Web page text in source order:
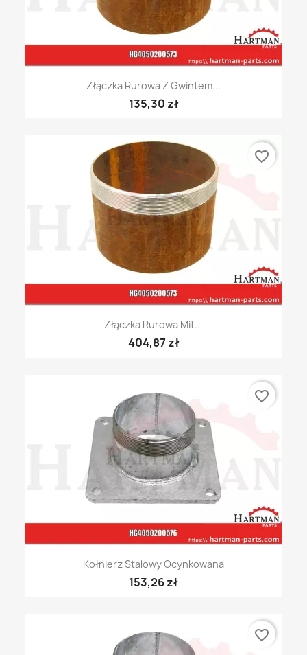
Złączka Rurowa Z Gwintem...
135,30 zł
Złączka Rurowa Mit...
404,87 zł
favorite_border
Kołnierz Stalowy Ocynkowana
153,26 zł
favorite_border
favorite_border